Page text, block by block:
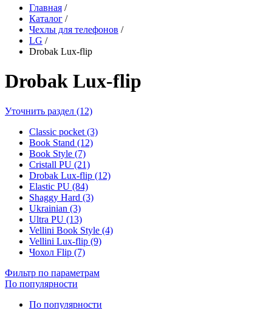
Главная /
Каталог /
Чехлы для телефонов /
LG /
Drobak Lux-flip
Drobak Lux-flip
Уточнить раздел (12)
Classic pocket (3)
Book Stand (12)
Book Style (7)
Cristall PU (21)
Drobak Lux-flip (12)
Elastic PU (84)
Shaggy Hard (3)
Ukrainian (3)
Ultra PU (13)
Vellini Book Style (4)
Vellini Lux-flip (9)
Чохол Flip (7)
Фильтр по параметрам
По популярности
По популярности